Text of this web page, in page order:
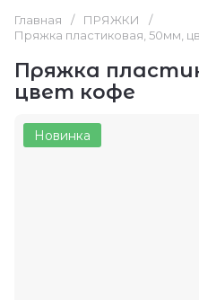
Главная / ПРЯЖКИ
/
Пряжка пластиковая, 50мм,
Пряжка
цвет кофе
Новинка